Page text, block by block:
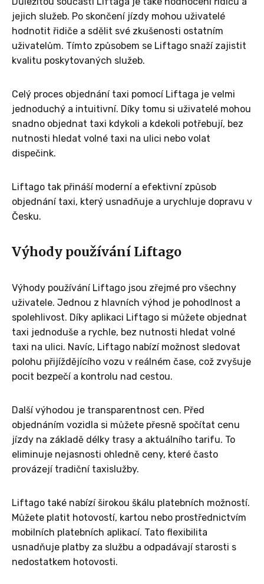
jejich služeb. Po skončení jízdy mohou uživatelé
hodnotit řidiče a sdělit své zkušenosti ostatním
uživatelům. Tímto způsobem se Liftago snaží zajistit
kvalitu poskytovaných služeb.
Celý proces objednání taxi pomocí Liftaga je velmi
jednoduchý a intuitivní. Díky tomu si uživatelé mohou
snadno objednat taxi kdykoli a kdekoli potřebují, bez
nutnosti hledat volné taxi na ulici nebo volat
dispečink.
Liftago tak přináší moderní a efektivní způsob
objednání taxi, který usnadňuje a urychluje dopravu v
Česku.
Výhody používání Liftago
Výhody používání Liftago jsou zřejmé pro všechny
uživatele. Jednou z hlavních výhod je pohodlnost a
spolehlivost. Díky aplikaci Liftago si můžete objednat
taxi jednoduše a rychle, bez nutnosti hledat volné
taxi na ulici. Navíc, Liftago nabízí možnost sledovat
polohu přijíždějícího vozu v reálném čase, což zvyšuje
pocit bezpečí a kontrolu nad cestou.
Další výhodou je transparentnost cen. Před
objednáním vozidla si můžete přesně spočítat cenu
jízdy na základě délky trasy a aktuálního tarifu. To
eliminuje nejasnosti ohledně ceny, které často
provázejí tradiční taxislužby.
Liftago také nabízí širokou škálu platebních možností.
Můžete platit hotovostí, kartou nebo prostřednictvím
mobilních platebních aplikací. Tato flexibilita
usnadňuje platby za službu a odpadávají starosti s
nedostatkem hotovosti.